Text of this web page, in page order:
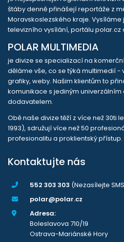
štáby denně přinášejí reportáže z
Moravskoslezského kraje.
televizního vysílání, portálu polar.cz
POLAR MULTIMEDIA
je divize se specializací na
děláme vše, co se týká multimedií -
grafiky, weby. Našim klientům to
komunikace s jediným univerzálním
dodavatelem.
Obě naše divize těží z více než 30ti
1993), sdružují více než 50
profesionalitu a proklientský přístup.
Kontaktujte nás
552 303 303 (Nezasílejte
polar@polar.cz
Adresa:
Boleslavova 710/19
Ostrava-Mariánské Hory